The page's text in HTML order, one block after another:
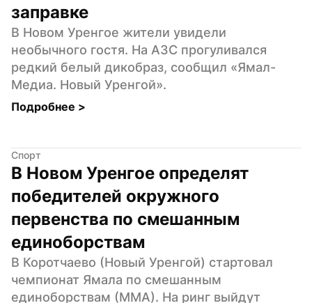
заправке
В Новом Уренгое жители увидели
необычного гостя. На АЗС прогуливался
редкий белый дикобраз, сообщил «Ямал-
Медиа. Новый Уренгой».
Подробнее >
Спорт
В Новом Уренгое определят
победителей окружного
первенства по смешанным
единоборствам
В Коротчаево (Новый Уренгой) стартовал
чемпионат Ямала по смешанным
единоборствам (ММА). На ринг выйдут